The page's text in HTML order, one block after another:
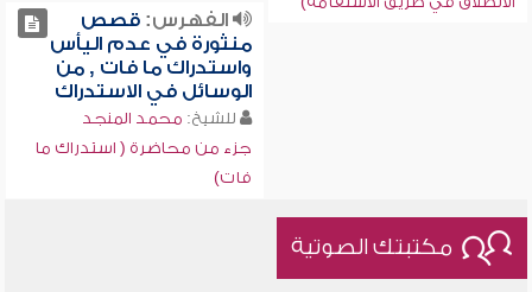
الفهرس:قصص
منثورة في عدم اليأس
واستدراك ما فات , من
الوسائل في الاستدراك
للشيخ: محمد المنجد
جزء من محاضرة ( استدراك ما
فات)
مكتبتك الصوتية